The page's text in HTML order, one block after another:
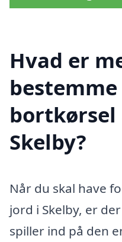
Hvad er
bortkørsel
Skelby?
Når du skal have
jord i Skelby, er
spiller ind på den